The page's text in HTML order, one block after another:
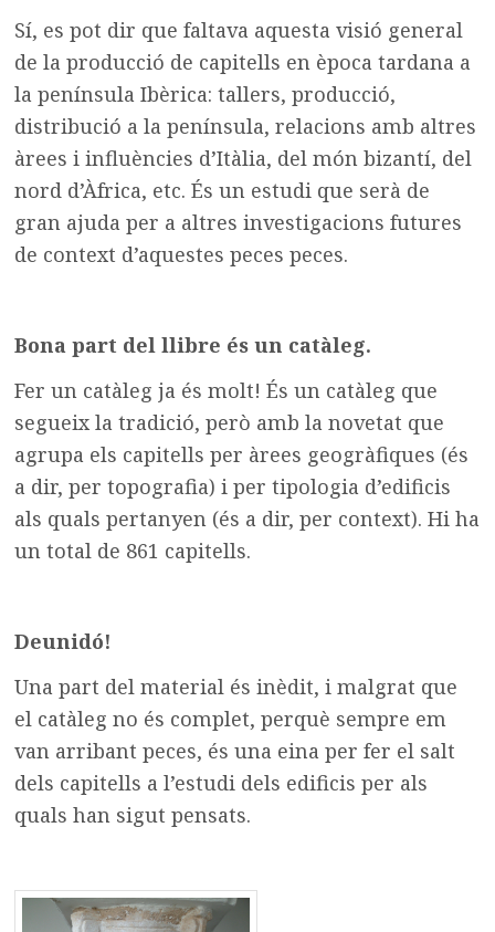
Sí, es pot dir que faltava aquesta visió general
de la producció de capitells en època tardana a
la península Ibèrica: tallers, producció,
distribució a la península, relacions amb altres
àrees i influències d’Itàlia, del món bizantí, del
nord d’Àfrica, etc. És un estudi que serà de
gran ajuda per a altres investigacions futures
de context d’aquestes peces peces.
Bona part del llibre és un catàleg.
Fer un catàleg ja és molt! És un catàleg que
segueix la tradició, però amb la novetat que
agrupa els capitells per àrees geogràfiques (és
a dir, per topografia) i per tipologia d’edificis
als quals pertanyen (és a dir, per context). Hi ha
un total de 861 capitells.
Deunidó!
Una part del material és inèdit, i malgrat que
el catàleg no és complet, perquè sempre em
van arribant peces, és una eina per fer el salt
dels capitells a l’estudi dels edificis per als
quals han sigut pensats.